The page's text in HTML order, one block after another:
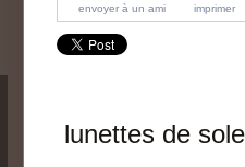
envoyer à un ami imprimer
lunettes de